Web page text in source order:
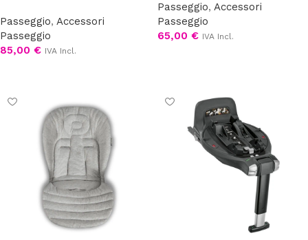
Passeggio, Accessori
Passeggio
85,00 € IVA Incl.
Passeggio, Accessori
Passeggio
65,00 € IVA Incl.